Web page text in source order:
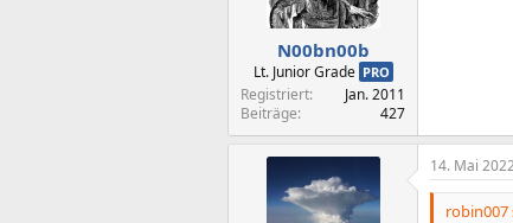
N00bn00b
Lt. Junior Grade PRO
Registriert
Jan. 2011
Beiträge
427
14. Mai
robin007